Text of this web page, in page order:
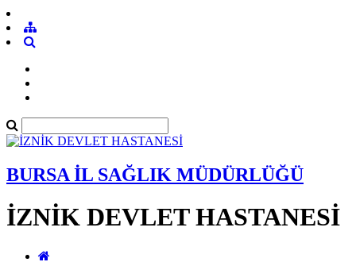
BURSA İL SAĞLIK MÜDÜRLÜĞÜ
İZNİK DEVLET HASTANESİ